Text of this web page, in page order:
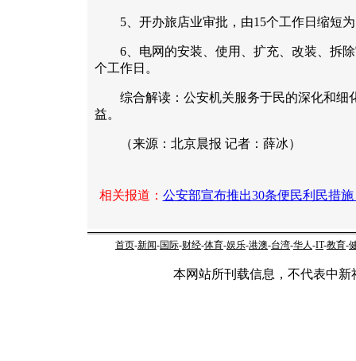
5、开办旅店业审批，由15个工作日缩短为
6、电网的安装、使用、扩充、改装、拆除
个工作日。
综合解读：公安机关服务于民的深化和细
益。
（来源：北京晨报 记者：薛冰）
相关报道： 公安部宣布推出30条便民利民措
首页-新闻-国际-财经-体育-娱乐-港澳-台湾-华人-IT-教育-
本网站所刊载信息，不代表中